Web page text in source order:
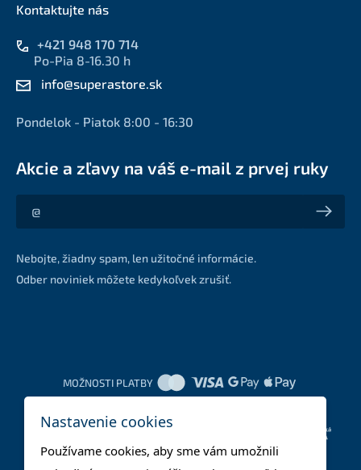
Kontaktujte nás
+421 948 170 714
Po-Pia 8-16.30 h
info@superastore.sk
Pondelok - Piatok 8:00 - 16:30
Akcie a zľavy na váš e-mail z prvej ruky
Akcie a zľavy na váš e-mail z prvej ruky
Nebojte, žiadny spam, len užitočné informácie.
Odber noviniek môžete kedykoľvek zrušiť.
MOŽNOSTI PLATBY
Nastavenie cookies
Používame cookies, aby sme vám umožnili